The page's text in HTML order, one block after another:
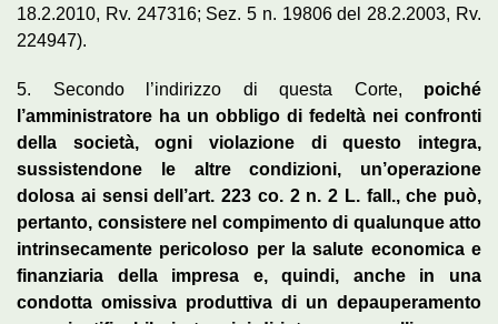
18.2.2010, Rv. 247316; Sez. 5 n. 19806 del 28.2.2003, Rv.
224947).
5. Secondo l’indirizzo di questa Corte, poiché
l’amministratore ha un obbligo di fedeltà nei confronti
della società, ogni violazione di questo integra,
sussistendone le altre condizioni, un’operazione
dolosa ai sensi dell’art. 223 co. 2 n. 2 L. fall., che può,
pertanto, consistere nel compimento di qualunque atto
intrinsecamente pericoloso per la salute economica e
finanziaria della impresa e, quindi, anche in una
condotta omissiva produttiva di un depauperamento